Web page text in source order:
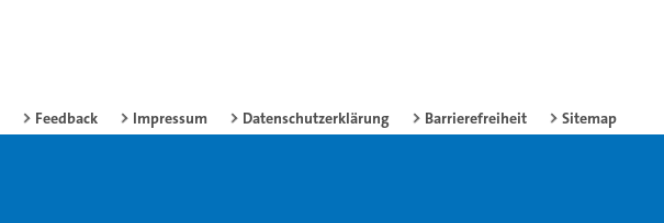
Feedback Impressum Datenschutzerklärung Barrierefreiheit Sitemap